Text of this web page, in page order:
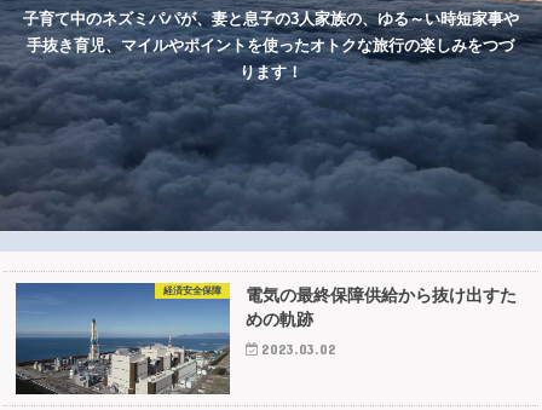
子育て中のネズミパパが、妻と息子の3人家族の、ゆる～い時短家事や
手抜き育児、マイルやポイントを使ったオトクな旅行の楽しみをつづ
ります！
経済安全保障
電気の最終保障供給から抜け出すた
めの軌跡
2023.03.02